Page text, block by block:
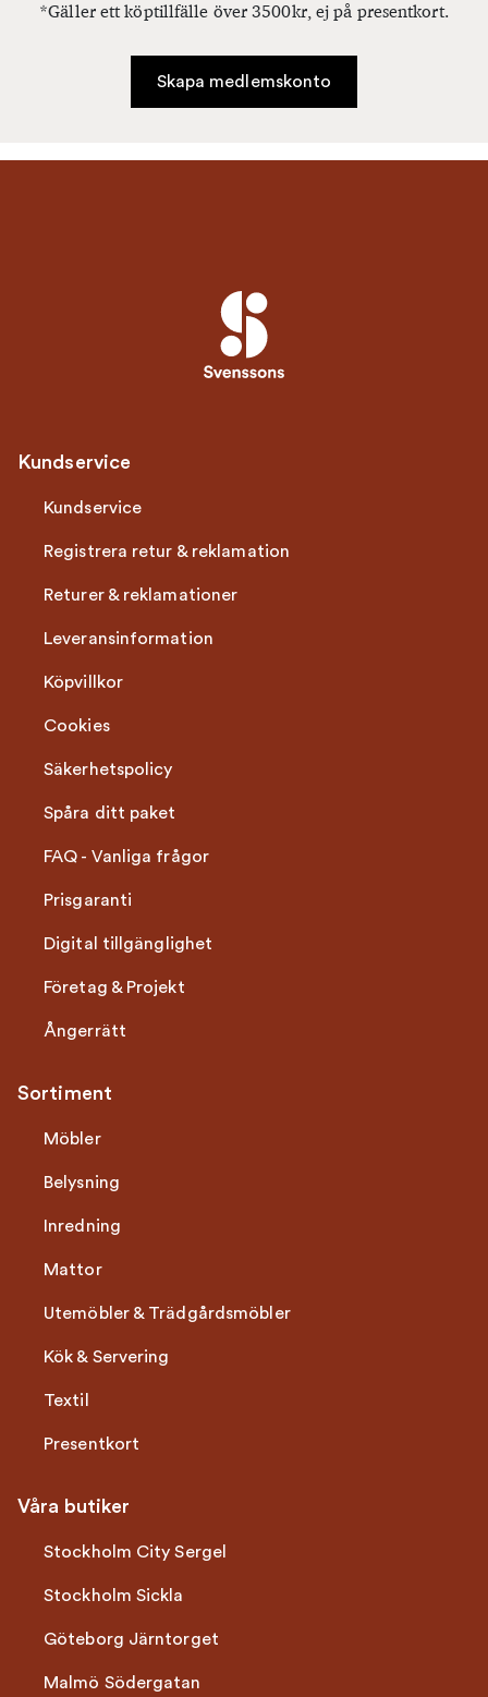
*Gäller ett köptillfälle över 3500kr, ej på presentkort.
Skapa medlemskonto
Kundservice
Kundservice
Registrera retur & reklamation
Returer & reklamationer
Leveransinformation
Köpvillkor
Cookies
Säkerhetspolicy
Spåra ditt paket
FAQ - Vanliga frågor
Prisgaranti
Digital tillgänglighet
Företag & Projekt
Ångerrätt
Sortiment
Möbler
Belysning
Inredning
Mattor
Utemöbler & Trädgårdsmöbler
Kök & Servering
Textil
Presentkort
Våra butiker
Stockholm City Sergel
Stockholm Sickla
Göteborg Järntorget
Malmö Södergatan